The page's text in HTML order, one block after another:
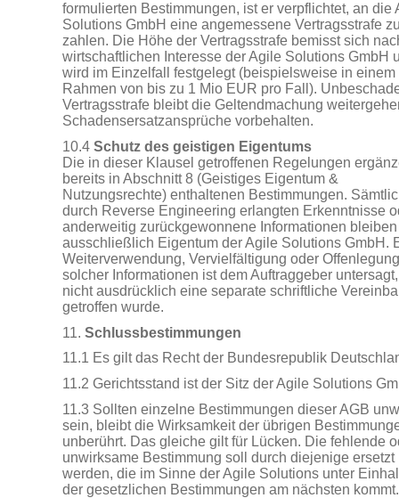
formulierten Bestimmungen, ist er verpflichtet, an die
Solutions GmbH eine angemessene Vertragsstrafe
zahlen. Die Höhe der Vertragsstrafe bemisst sich
wirtschaftlichen Interesse der Agile Solutions GmbH
wird im Einzelfall festgelegt (beispielsweise in einem
Rahmen von bis zu 1 Mio EUR pro Fall).
Vertragsstrafe bleibt die Geltendmachung
Schadensersatzansprüche vorbehalten.
10.4 Schutz des geistigen Eigentums
Die in dieser Klausel getroffenen Regelungen
bereits in Abschnitt 8 (Geistiges Eigentum &
Nutzungsrechte) enthaltenen Bestimmungen.
durch Reverse Engineering erlangten Erkenntnisse
anderweitig zurückgewonnene Informationen bleiben
ausschließlich Eigentum der Agile Solutions GmbH.
Weiterverwendung, Vervielfältigung oder Offenlegung
solcher Informationen ist dem Auftraggeber
nicht ausdrücklich eine separate schriftliche
getroffen wurde.
11. Schlussbestimmungen
11.1 Es gilt das Recht der Bundesrepublik
11.2 Gerichtsstand ist der Sitz der Agile Solutions
11.3 Sollten einzelne Bestimmungen dieser AGB
sein, bleibt die Wirksamkeit der übrigen
unberührt. Das gleiche gilt für Lücken. Die fehlende
unwirksame Bestimmung soll durch diejenige ersetzt
werden, die im Sinne der Agile Solutions unter
der gesetzlichen Bestimmungen am nächsten kommt.